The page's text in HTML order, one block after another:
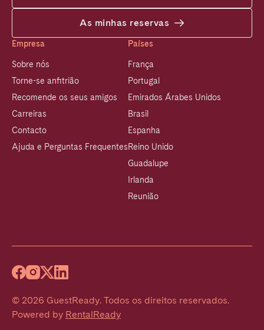
As minhas reservas
Empresa
Sobre nós
Torne-se anfitrião
Recomende os seus amigos
Carreiras
Contacto
Ajuda e Perguntas Frequentes
Países
França
Portugal
Emirados Árabes Unidos
Brasil
Espanha
Reino Unido
Guadalupe
Irlanda
Reunião
© 2026 GuestReady. Todos os direitos reservados.
Powered by RentalReady